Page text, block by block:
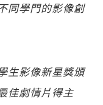
同學門的影像創
生影像新星獎頒
佳劇情片得主